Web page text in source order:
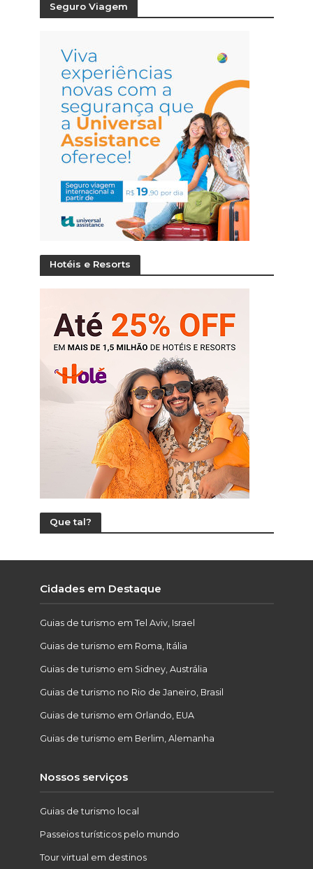
Seguro Viagem
Hotéis e Resorts
Que tal?
Cidades em Destaque
Guias de turismo em Tel Aviv, Israel
Guias de turismo em Roma, Itália
Guias de turismo em Sidney, Austrália
Guias de turismo no Rio de Janeiro, Brasil
Guias de turismo em Orlando, EUA
Guias de turismo em Berlim, Alemanha
Nossos serviços
Guias de turismo local
Passeios turísticos pelo mundo
Tour virtual em destinos